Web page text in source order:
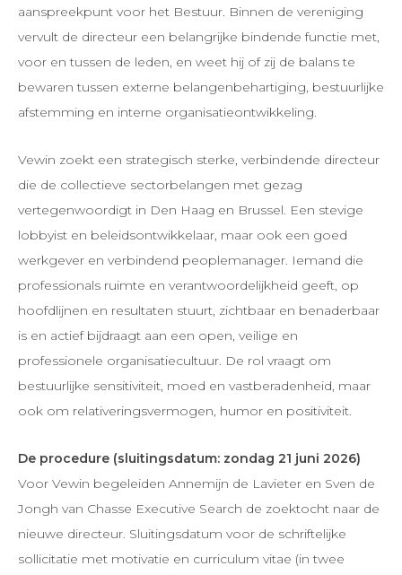
aanspreekpunt voor het Bestuur. Binnen de vereniging
vervult de directeur een belangrijke bindende functie met,
voor en tussen de leden, en weet hij of zij de balans te
bewaren tussen externe belangenbehartiging, bestuurlijke
afstemming en interne organisatieontwikkeling.
Vewin zoekt een strategisch sterke, verbindende directeur
die de collectieve sectorbelangen met gezag
vertegenwoordigt in Den Haag en Brussel. Een stevige
lobbyist en beleidsontwikkelaar, maar ook een goed
werkgever en verbindend peoplemanager. Iemand die
professionals ruimte en verantwoordelijkheid geeft, op
hoofdlijnen en resultaten stuurt, zichtbaar en benaderbaar
is en actief bijdraagt aan een open, veilige en
professionele organisatiecultuur. De rol vraagt om
bestuurlijke sensitiviteit, moed en vastberadenheid, maar
ook om relativeringsvermogen, humor en positiviteit.
De procedure (sluitingsdatum: zondag 21 juni 2026)
Voor Vewin begeleiden Annemijn de Lavieter en Sven de
Jongh van Chasse Executive Search de zoektocht naar de
nieuwe directeur. Sluitingsdatum voor de schriftelijke
sollicitatie met motivatie en curriculum vitae (in twee